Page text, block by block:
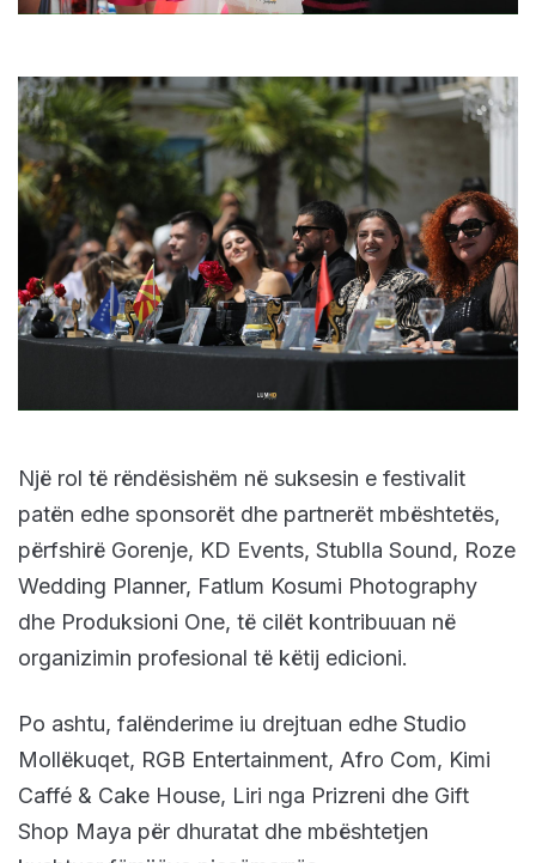
Një rol të rëndësishëm në suksesin e festivalit
patën edhe sponsorët dhe partnerët mbështetës,
përfshirë Gorenje, KD Events, Stublla Sound, Roze
Wedding Planner, Fatlum Kosumi Photography
dhe Produksioni One, të cilët kontribuuan në
organizimin profesional të këtij edicioni.
Po ashtu, falënderime iu drejtuan edhe Studio
Mollëkuqet, RGB Entertainment, Afro Com, Kimi
Caffé & Cake House, Liri nga Prizreni dhe Gift
Shop Maya për dhuratat dhe mbështetjen